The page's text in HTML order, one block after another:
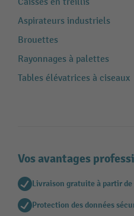
Aspirateurs industriels
Brouettes
Rayonnages à palettes
Tables élévatrices à ciseaux
Vos avantages
Livraison gratuite à partir de
Protection des données